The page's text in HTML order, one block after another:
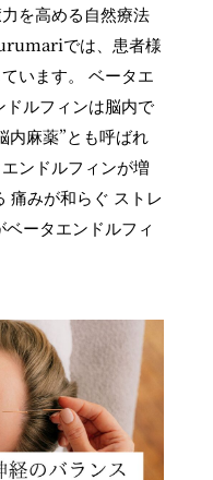
を高める自然療法
では、患者様
います。 ベータエ
ドルフィンは脳内で
内麻薬”とも呼ばれ
ンドルフィンが増
痛みが和らぐ ストレ
ータエンドルフィ